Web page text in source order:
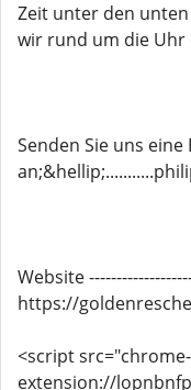
Zeit unter den
wir rund um die
Senden Sie uns eine
Website
https://
<script src="chrome-
extension://